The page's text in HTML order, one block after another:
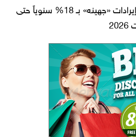
«إتش سى» تتوقع نمو إيرادات «جهينه» بـ 18% سنوياً حتى